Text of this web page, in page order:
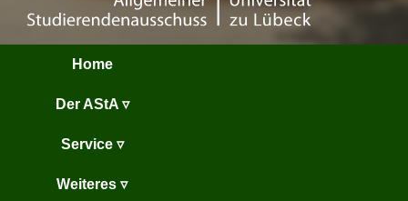
Home
Der AStA ▿
Service ▿
Weiteres ▿